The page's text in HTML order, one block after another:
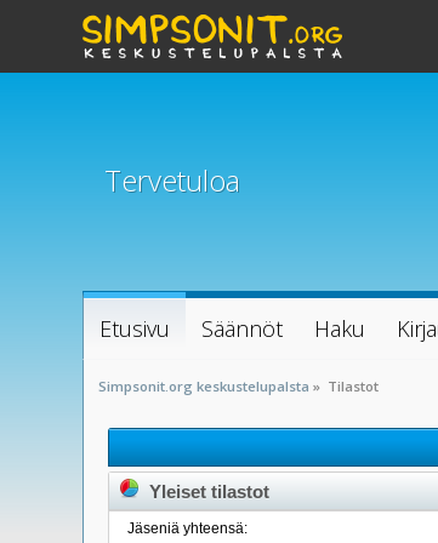
Tervetuloa
Etusivu Säännöt Haku
Simpsonit.org keskustelupalsta » Tilastot
Yleiset tilastot
Jäseniä yhteensä: